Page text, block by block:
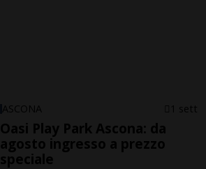
ASCONA 1 sett
Oasi Play Park Ascona: da
agosto ingresso a prezzo
speciale